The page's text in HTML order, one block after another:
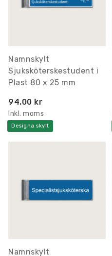
Namnskylt
Sjuksköterskestudent i
Plast 80 x 25 mm
94.00 kr
Inkl. moms
Designa skylt
Namnskylt